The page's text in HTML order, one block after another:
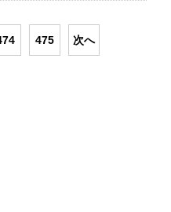
475 次へ